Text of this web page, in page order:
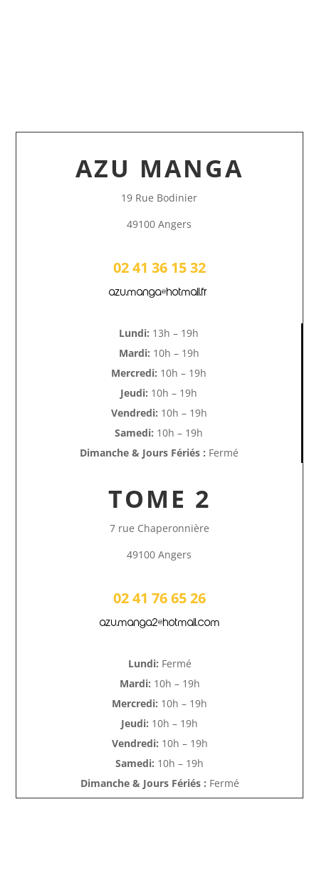
AZU MANGA
19 Rue Bodinier
49100 Angers
02 41 36 15 32
azu.manga@hotmail.fr
Lundi: 13h – 19h
Mardi: 10h – 19h
Mercredi: 10h – 19h
Jeudi: 10h – 19h
Vendredi: 10h – 19h
Samedi: 10h – 19h
Dimanche & Jours Fériés : Fermé
TOME 2
7 rue Chaperonnière
49100 Angers
02 41 76 65 26
azu.manga2@hotmail.com
Lundi: Fermé
Mardi: 10h – 19h
Mercredi: 10h – 19h
Jeudi: 10h – 19h
Vendredi: 10h – 19h
Samedi: 10h – 19h
Dimanche & Jours Fériés : Fermé